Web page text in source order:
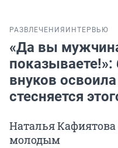
РАЗВЛЕЧЕНИЯ ИНТЕРВЬЮ
«Да вы
показываете!»:
внуков
стесняется
Наталья
молодым